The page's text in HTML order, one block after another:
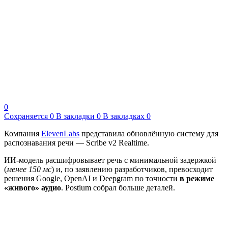
0
Сохраняется 0 В закладки 0 В закладках 0
Компания ElevenLabs представила обновлённую систему для
распознавания речи — Scribe v2 Realtime.
ИИ-модель расшифровывает речь с минимальной задержкой
(менее 150 мс) и, по заявлению разработчиков, превосходит
решения Google, OpenAI и Deepgram по точности в режиме
«живого» аудио. Postium собрал больше деталей.